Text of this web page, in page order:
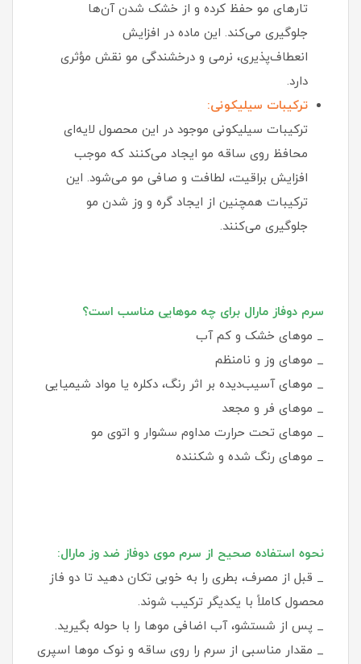
تارهای مو حفظ کرده و از خشک شدن آن‌ها
جلوگیری می‌کند. این ماده در افزایش
انعطاف‌پذیری، نرمی و درخشندگی مو نقش مؤثری
دارد.
ترکیبات سیلیکونی:
ترکیبات سیلیکونی موجود در این محصول لایه‌ای
محافظ روی ساقه مو ایجاد می‌کنند که موجب
افزایش براقیت، لطافت و صافی مو می‌شود. این
ترکیبات همچنین از ایجاد گره و وز شدن مو
جلوگیری می‌کنند.
سرم دوفاز مارال برای چه موهایی مناسب است؟
_ موهای خشک و کم‌ آب
_ موهای وز و نامنظم
_ موهای آسیب‌دیده بر اثر رنگ، دکلره یا مواد شیمیایی
_ موهای فر و مجعد
_ موهای تحت حرارت مداوم سشوار و اتوی مو
_ موهای رنگ شده و شکننده
نحوه استفاده صحیح از سرم موی دوفاز ضد وز مارال:
_ قبل از مصرف، بطری را به خوبی تکان دهید تا دو فاز
محصول کاملاً با یکدیگر ترکیب شوند.
_ پس از شستشو، آب اضافی موها را با حوله بگیرید.
_ مقدار مناسبی از سرم را روی ساقه و نوک موها اسپری